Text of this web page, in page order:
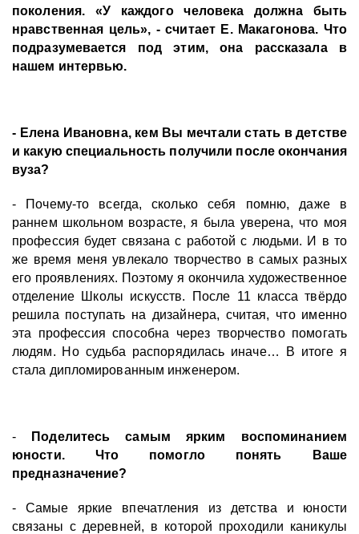
поколения. «У каждого человека должна быть
нравственная цель», - считает Е. Макагонова. Что
подразумевается под этим, она рассказала в
нашем интервью.
- Елена Ивановна, кем Вы мечтали стать в детстве
и какую специальность получили после окончания
вуза?
- Почему-то всегда, сколько себя помню, даже в
раннем школьном возрасте, я была уверена, что моя
профессия будет связана с работой с людьми. И в то
же время меня увлекало творчество в самых разных
его проявлениях. Поэтому я окончила художественное
отделение Школы искусств. После 11 класса твёрдо
решила поступать на дизайнера, считая, что именно
эта профессия способна через творчество помогать
людям. Но судьба распорядилась иначе… В итоге я
стала дипломированным инженером.
-
Поделитесь самым ярким воспоминанием
юности. Что помогло понять Ваше
предназначение?
- Самые яркие впечатления из детства и юности
связаны с деревней, в которой проходили каникулы